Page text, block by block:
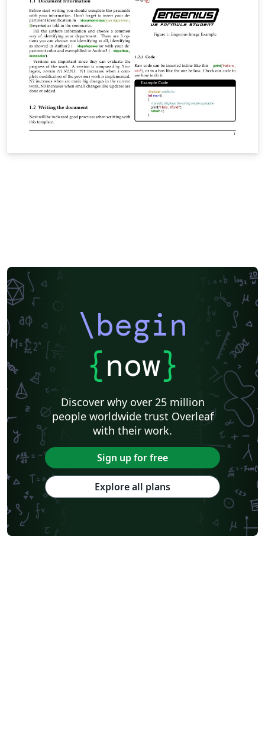
\begin
{now}
Discover why over 25 million
people worldwide trust Overleaf
with their work.
Sign up for free
Explore all plans